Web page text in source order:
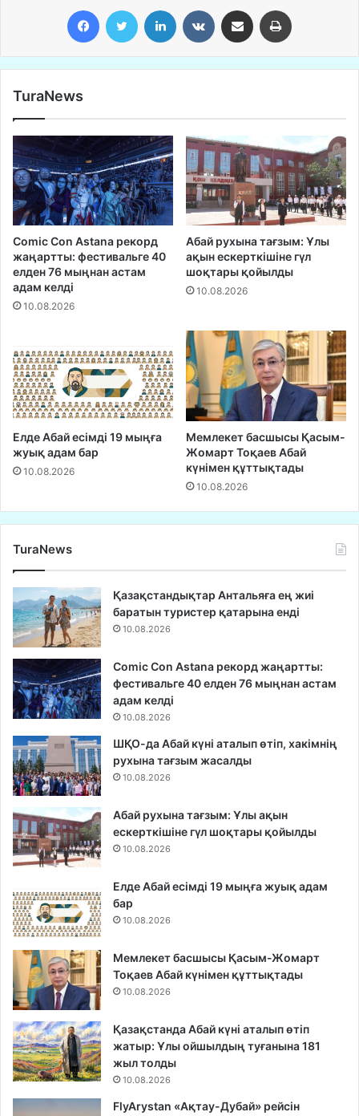
TuraNews
Comic Con Astana рекорд
жаңартты: фестивальге 40
елден 76 мыңнан астам
адам келді
10.08.2026
Абай рухына тағзым: Ұлы
ақын ескерткішіне гүл
шоқтары қойылды
10.08.2026
Елде Абай есімді 19 мыңға
жуық адам бар
10.08.2026
Мемлекет басшысы Қасым-
Жомарт Тоқаев Абай
күнімен құттықтады
10.08.2026
TuraNews
Қазақстандықтар Антальяға ең жиі
баратын туристер қатарына енді
10.08.2026
Comic Con Astana рекорд жаңартты:
фестивальге 40 елден 76 мыңнан астам
адам келді
10.08.2026
ШҚО-да Абай күні аталып өтіп, хакімнің
рухына тағзым жасалды
10.08.2026
Абай рухына тағзым: Ұлы ақын
ескерткішіне гүл шоқтары қойылды
10.08.2026
Елде Абай есімді 19 мыңға жуық адам
бар
10.08.2026
Мемлекет басшысы Қасым-Жомарт
Тоқаев Абай күнімен құттықтады
10.08.2026
Қазақстанда Абай күні аталып өтіп
жатыр: Ұлы ойшылдың туғанына 181
жыл толды
10.08.2026
FlyArystan «Ақтау-Дубай» рейсін